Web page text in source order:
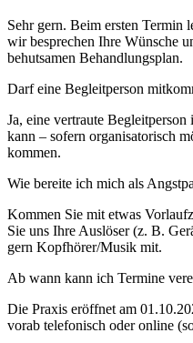
Sehr gern. Beim ersten Termin
wir besprechen Ihre Wünsche
behutsamen Behandlungsplan.
Darf eine Begleitperson
Ja, eine vertraute
kann – sofern organisatorisch
kommen.
Wie bereite ich mich als
Kommen Sie mit etwas
Sie uns Ihre Auslöser (z. B.
gern Kopfhörer/Musik mit.
Ab wann kann ich Termine
Die Praxis eröffnet am
vorab telefonisch oder online